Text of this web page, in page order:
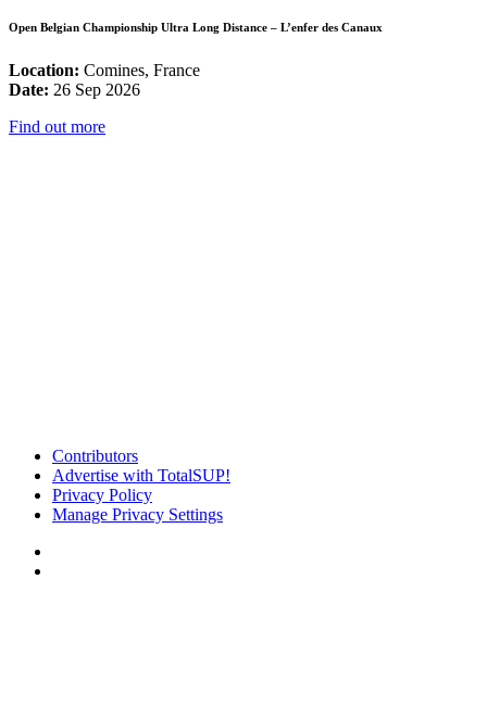
Open Belgian Championship Ultra Long Distance – L’enfer des Canaux
Location: Comines, France
Date: 26 Sep 2026
Find out more
Contributors
Advertise with TotalSUP!
Privacy Policy
Manage Privacy Settings